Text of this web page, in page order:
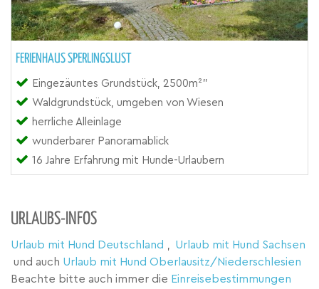
FERIENHAUS SPERLINGSLUST
Eingezäuntes Grundstück, 2500m²"
Waldgrundstück, umgeben von Wiesen
herrliche Alleinlage
wunderbarer Panoramablick
16 Jahre Erfahrung mit Hunde-Urlaubern
URLAUBS-INFOS
Urlaub mit Hund Deutschland
Urlaub mit Hund Sachsen
und auch Urlaub mit Hund Oberlausitz/Niederschlesien
Beachte bitte auch immer die Einreisebestimmungen